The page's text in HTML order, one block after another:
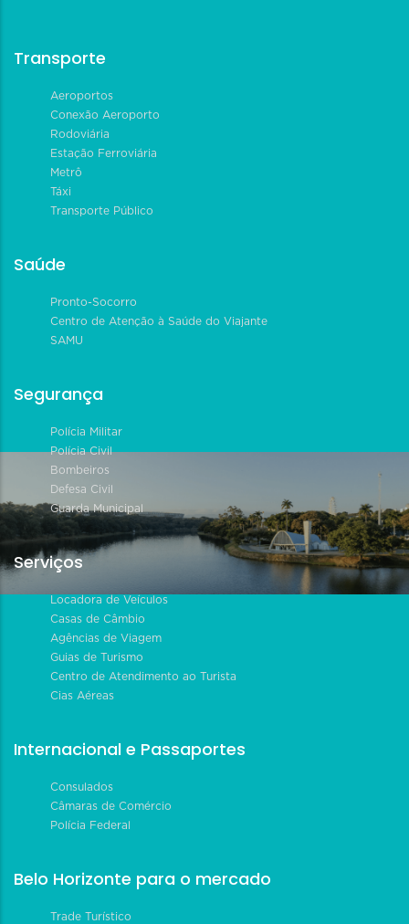
Transporte
Aeroportos
Conexão Aeroporto
Rodoviária
Estação Ferroviária
Metrô
Táxi
Transporte Público
Saúde
Pronto-Socorro
Centro de Atenção à Saúde do Viajante
SAMU
Segurança
Polícia Militar
Polícia Civil
Bombeiros
Defesa Civil
Guarda Municipal
Serviços
Locadora de Veículos
Casas de Câmbio
Agências de Viagem
Guias de Turismo
Centro de Atendimento ao Turista
Cias Aéreas
Internacional e Passaportes
Consulados
Câmaras de Comércio
Polícia Federal
Belo Horizonte para o mercado
Trade Turístico